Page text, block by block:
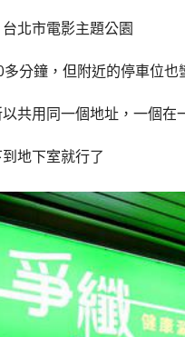
北市電影主題公園
分鐘，但附近的停車位也
共用同一個地址，一個在
地下室就行了